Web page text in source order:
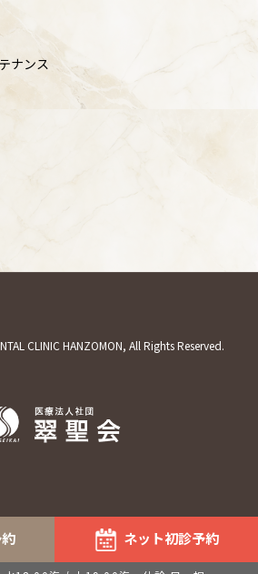
ナンス
CLINIC HANZOMON, All Rights Reserved.
ネット初診予約